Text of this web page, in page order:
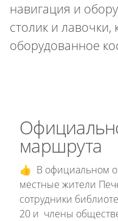
навигация и
столик и лавочки,
оборудованное
маршрута
👍 В официальном
местные жители
сотрудники
20 и члены